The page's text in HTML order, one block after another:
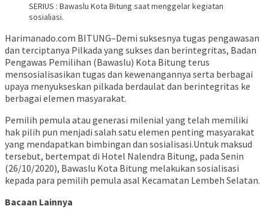
SERIUS : Bawaslu Kota Bitung saat menggelar kegiatan
sosialiasi.
Harimanado.com BITUNG–Demi suksesnya tugas pengawasan
dan terciptanya Pilkada yang sukses dan berintegritas, Badan
Pengawas Pemilihan (Bawaslu) Kota Bitung terus
mensosialisasikan tugas dan kewenangannya serta berbagai
upaya menyukseskan pilkada berdaulat dan berintegritas ke
berbagai elemen masyarakat.
Pemilih pemula atau generasi milenial yang telah memiliki
hak pilih pun menjadi salah satu elemen penting masyarakat
yang mendapatkan bimbingan dan sosialisasi.Untuk maksud
tersebut, bertempat di Hotel Nalendra Bitung, pada Senin
(26/10/2020), Bawaslu Kota Bitung melakukan sosialisasi
kepada para pemilih pemula asal Kecamatan Lembeh Selatan.
Bacaan Lainnya